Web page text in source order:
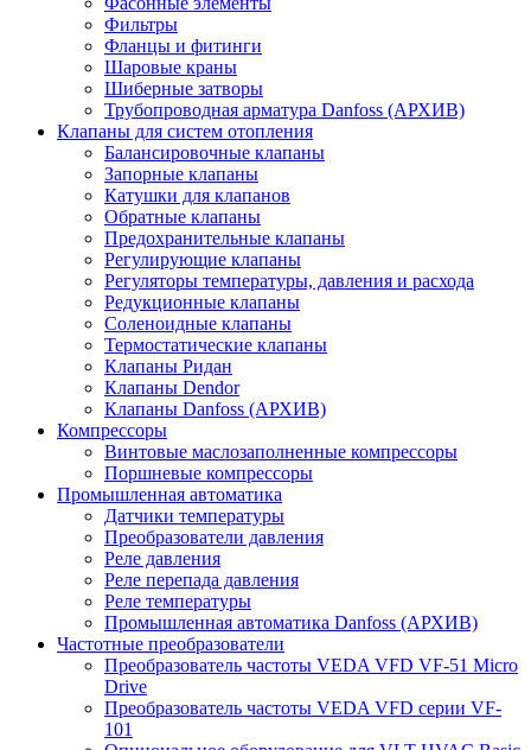
Фильтры
Фланцы и фитинги
Шаровые краны
Шиберные затворы
Трубопроводная арматура Danfoss (АРХИВ)
Клапаны для систем отопления
Балансировочные клапаны
Запорные клапаны
Катушки для клапанов
Обратные клапаны
Предохранительные клапаны
Регулирующие клапаны
Регуляторы температуры, давления и расхода
Редукционные клапаны
Соленоидные клапаны
Термостатические клапаны
Клапаны Ридан
Клапаны Dendor
Клапаны Danfoss (АРХИВ)
Компрессоры
Винтовые маслозаполненные компрессоры
Поршневые компрессоры
Промышленная автоматика
Датчики температуры
Преобразователи давления
Реле давления
Реле перепада давления
Реле температуры
Промышленная автоматика Danfoss (АРХИВ)
Частотные преобразователи
Преобразователь частоты VEDA VFD VF-51 Micro
Drive
Преобразователь частоты VEDA VFD серии VF-
101